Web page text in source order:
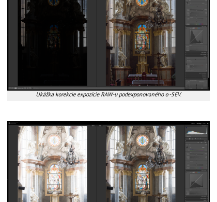
Ukážka korekcie expozície RAW-u podexponovaného o -5EV.